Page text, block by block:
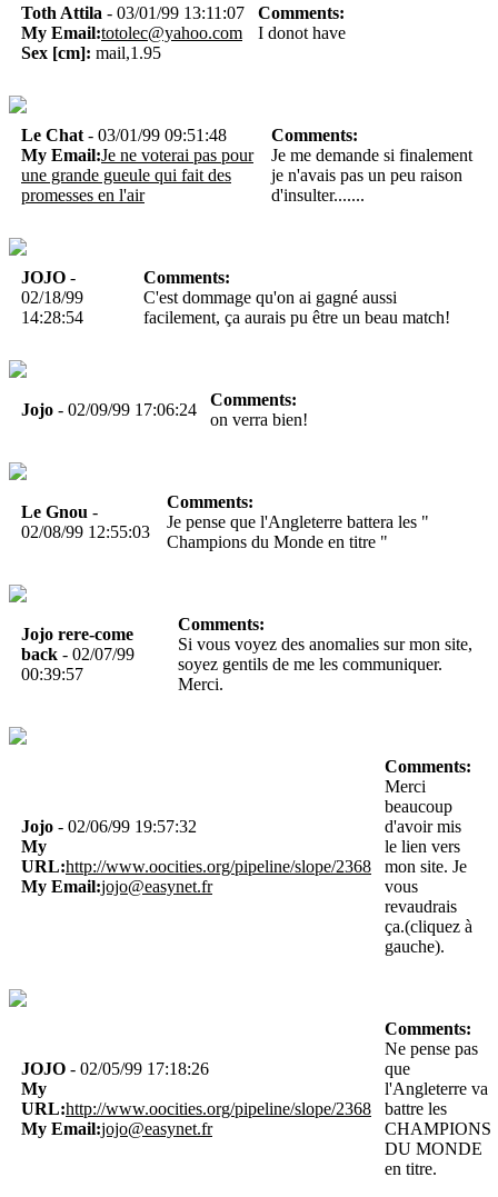
Toth Attila - 03/01/99 13:11:07
My Email:totolec@yahoo.com
Sex [cm]: mail,1.95
Comments:
I donot have
Le Chat - 03/01/99 09:51:48
My Email:Je ne voterai pas pour
une grande gueule qui fait des
promesses en l'air
Comments:
Je me demande si finalement
je n'avais pas un peu raison
d'insulter.......
JOJO -
02/18/99
14:28:54
Comments:
C'est dommage qu'on ai gagné aussi
facilement, ça aurais pu être un beau match!
Jojo - 02/09/99 17:06:24
Comments:
on verra bien!
Le Gnou -
02/08/99 12:55:03
Comments:
Je pense que l'Angleterre battera les "
Champions du Monde en titre "
Jojo rere-come
back - 02/07/99
00:39:57
Comments:
Si vous voyez des anomalies sur mon site,
soyez gentils de me les communiquer.
Merci.
Jojo - 02/06/99 19:57:32
My
URL:http://www.oocities.org/pipeline/slope/2368
My Email:jojo@easynet.fr
Comments:
Merci
beaucoup
d'avoir mis
le lien vers
mon site. Je
vous
revaudrais
ça.(cliquez à
gauche).
JOJO - 02/05/99 17:18:26
My
URL:http://www.oocities.org/pipeline/slope/2368
My Email:jojo@easynet.fr
Comments:
Ne pense pas
que
l'Angleterre va
battre les
CHAMPIONS
DU MONDE
en titre.